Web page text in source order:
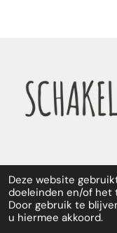
Deze website
doeleinden en/of het
Door gebruik te
u hiermee akkoord.
F
a
c
I
n
s